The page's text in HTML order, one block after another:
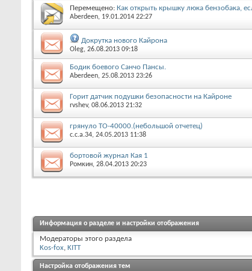
Перемещено: Как открыть крышку люка бензобака,
Aberdeen, 19.01.2014 22:27
Докрутка нового Кайрона
Oleg, 26.08.2013 09:18
Бодик боевого Санчо Пансы.
Aberdeen, 25.08.2013 23:26
Горит датчик подушки безопасности на Кайроне
rvshev, 08.06.2013 21:32
грянуло ТО-40000.(небольшой отчетец)
c.c.a.34, 24.05.2013 11:38
бортовой журнал Кая 1
Ромкин, 28.04.2013 20:23
Информация о разделе и настройки отображения
Модераторы этого раздела
Kos-fox, KITT
Настройка отображения тем